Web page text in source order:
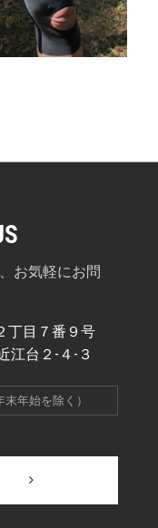
お気軽にお問
丁目７番９号
江台２-４-３
年始を除く）